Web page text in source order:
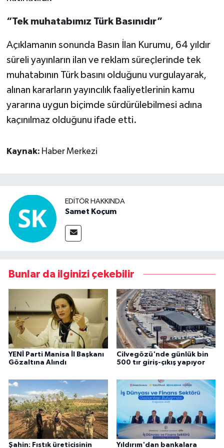
“Tek muhatabımız Türk Basınıdır”
Açıklamanın sonunda Basın İlan Kurumu, 64 yıldır
süreli yayınların ilan ve reklam süreçlerinde tek
muhatabının Türk basını olduğunu vurgulayarak,
alınan kararların yayıncılık faaliyetlerinin kamu
yararına uygun biçimde sürdürülebilmesi adına
kaçınılmaz olduğunu ifade etti.
Kaynak: Haber Merkezi
EDITÖR HAKKINDA
Samet Koçum
Bunlar da ilginizi çekebilir
YENİ Parti Manisa İl Başkanı
Gözaltına Alındı
Cilvegözü'nde günlük bin
500 tır giriş-çıkış yapıyor
Şahin: Fıstık üreticisinin Yıldırım'dan bankalara